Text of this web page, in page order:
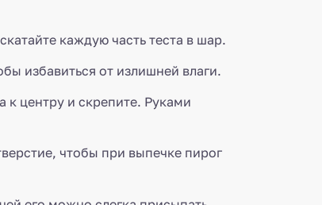
каждую часть теста в шар.
избавиться от излишней влаги.
к центру и cкрепите. Руками
чтобы при выпечке пирог